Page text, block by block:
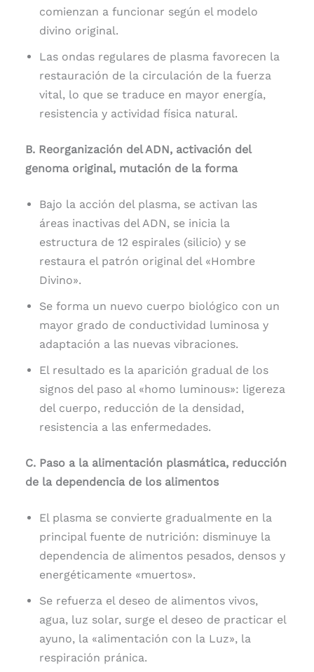
comienzan a funcionar según el modelo
divino original.
Las ondas regulares de plasma favorecen la
restauración de la circulación de la fuerza
vital, lo que se traduce en mayor energía,
resistencia y actividad física natural.
B. Reorganización del ADN, activación del
genoma original, mutación de la forma
Bajo la acción del plasma, se activan las
áreas inactivas del ADN, se inicia la
estructura de 12 espirales (silicio) y se
restaura el patrón original del «Hombre
Divino».
Se forma un nuevo cuerpo biológico con un
mayor grado de conductividad luminosa y
adaptación a las nuevas vibraciones.
El resultado es la aparición gradual de los
signos del paso al «homo luminous»: ligereza
del cuerpo, reducción de la densidad,
resistencia a las enfermedades.
C. Paso a la alimentación plasmática, reducción
de la dependencia de los alimentos
El plasma se convierte gradualmente en la
principal fuente de nutrición: disminuye la
dependencia de alimentos pesados, densos y
energéticamente «muertos».
Se refuerza el deseo de alimentos vivos,
agua, luz solar, surge el deseo de practicar el
ayuno, la «alimentación con la Luz», la
respiración pránica.